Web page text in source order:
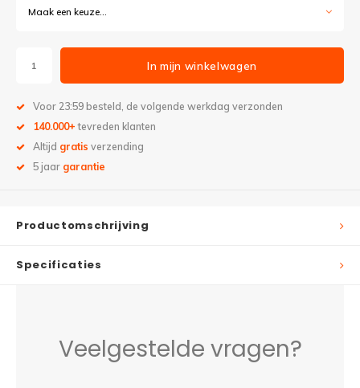
Maak een keuze...
In mijn winkelwagen
Voor 23:59 besteld, de volgende werkdag verzonden
140.000+ tevreden klanten
Altijd gratis verzending
5 jaar garantie
Productomschrijving
Specificaties
Veelgestelde vragen?